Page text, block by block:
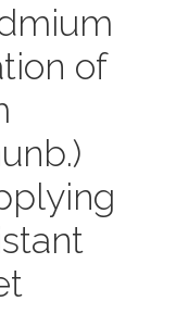
of